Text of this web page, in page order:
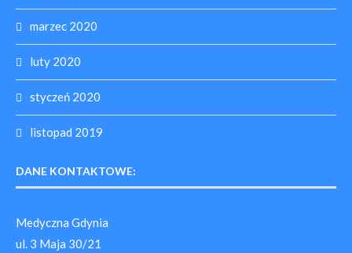
marzec 2020
luty 2020
styczeń 2020
listopad 2019
DANE KONTAKTOWE:
Medyczna Gdynia
ul. 3 Maja 30/21